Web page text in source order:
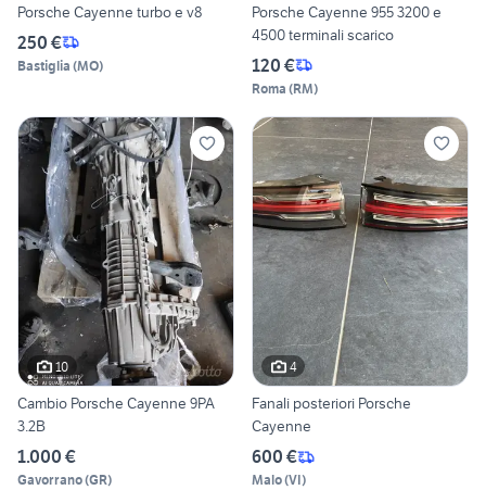
Porsche Cayenne turbo e v8
250 €
Bastiglia (MO)
Porsche Cayenne 955 3200 e
4500 terminali scarico
120 €
Roma (RM)
10
Cambio Porsche Cayenne 9PA
3.2B
1.000 €
Gavorrano(GR)
4
Fanali posteriori Porsche
Cayenne
600 €
Malo(VI)